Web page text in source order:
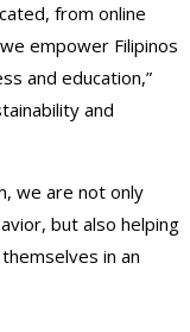
from online
empower Filipinos
and education,”
and
we are not only
but also helping
in an